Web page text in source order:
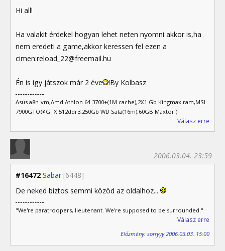
Hi all!
Ha valakit érdekel hogyan lehet neten nyomni akkor is,ha
nem eredeti a game,akkor keressen fel ezen a
cimen:reload_22@freemail.hu
Én is igy játszok már 2 éve !By Kolbasz
Asus a8n-vm,Amd Athlon 64 3700+(1M cache),2X1 Gb Kingmax ram,MSI
7900GTO@GTX 512ddr3,250Gb WD Sata(16m),60GB Maxtor:)
Válasz erre
#16472 Sabar [6448]
2006.03.04. 23:59
De neked biztos semmi közöd az oldalhoz...
"We're paratroopers, lieutenant. We're supposed to be surrounded."
Válasz erre
Előzmény: sorryyy 2006.03.03. 15:00